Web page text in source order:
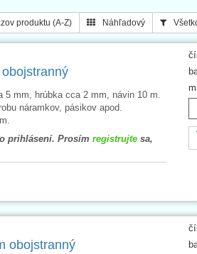
produktu (A-Z) Náhľadový
mm, hrúbka cca 2 mm, návin 10 m.
náramkov, pásikov apod.
prihlásení. Prosím registrujtesa,
obojstranný